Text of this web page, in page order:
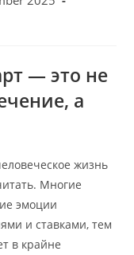
— это не
а
жизнь
Многие
эмоции
и ставками, тем
в крайне